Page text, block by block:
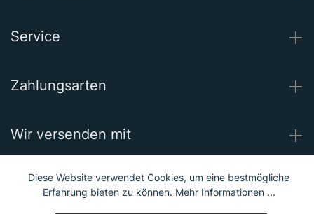
Service
Zahlungsarten
Wir versenden mit
Unsere Socials
Diese Website verwendet Cookies, um eine bestmögliche
Erfahrung bieten zu können. Mehr Informationen ...